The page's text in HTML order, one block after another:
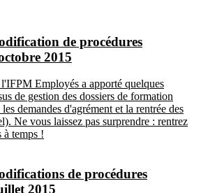
de procédures
2015
Employés a apporté quelques
de gestion des dossiers de formation
demandes d'agrément et la rentrée des
Ne vous laissez pas surprendre : rentrez
à temps !
de procédures
2015